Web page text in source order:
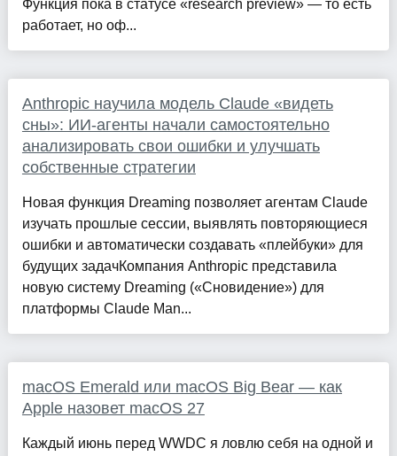
Функция пока в статусе «research preview» — то есть
работает, но оф...
Anthropic научила модель Claude «видеть
сны»: ИИ-агенты начали самостоятельно
анализировать свои ошибки и улучшать
собственные стратегии
Новая функция Dreaming позволяет агентам Claude
изучать прошлые сессии, выявлять повторяющиеся
ошибки и автоматически создавать «плейбуки» для
будущих задачКомпания Anthropic представила
новую систему Dreaming («Сновидение») для
платформы Claude Man...
macOS Emerald или macOS Big Bear — как
Apple назовет macOS 27
Каждый июнь перед WWDC я ловлю себя на одной и